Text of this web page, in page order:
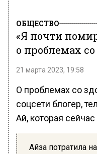
ОБЩЕСТВО
«Я почти
о проблемах
21 марта 2023, 19:58
О проблемах со
соцсети блогер,
Ай, которая
Айза потратила